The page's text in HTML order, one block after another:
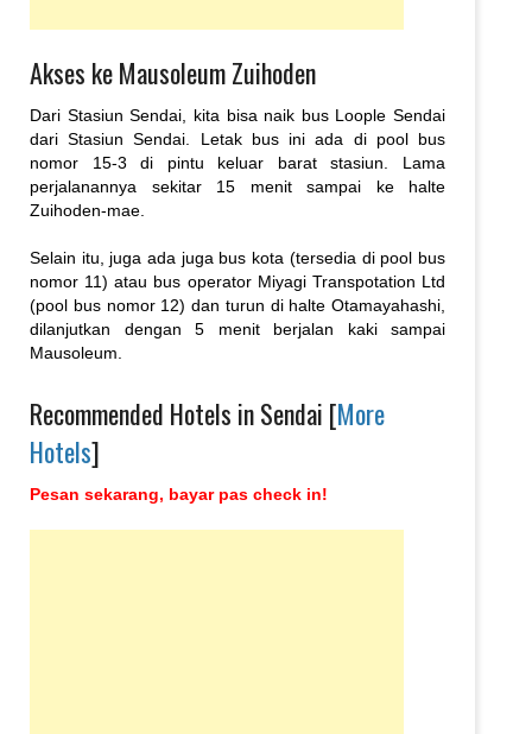
Akses ke Mausoleum Zuihoden
Dari Stasiun Sendai, kita bisa naik bus Loople Sendai
dari Stasiun Sendai. Letak bus ini ada di pool bus
nomor 15-3 di pintu keluar barat stasiun. Lama
perjalanannya sekitar 15 menit sampai ke halte
Zuihoden-mae.
Selain itu, juga ada juga bus kota (tersedia di pool bus
nomor 11) atau bus operator Miyagi Transpotation Ltd
(pool bus nomor 12) dan turun di halte Otamayahashi,
dilanjutkan dengan 5 menit berjalan kaki sampai
Mausoleum.
Recommended Hotels in Sendai [More
Hotels]
Pesan sekarang, bayar pas check in!